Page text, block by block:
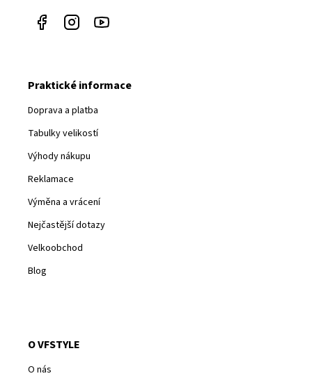
Praktické informace
Doprava a platba
Tabulky velikostí
Výhody nákupu
Reklamace
Výměna a vrácení
Nejčastější dotazy
Velkoobchod
Blog
O VFSTYLE
O nás